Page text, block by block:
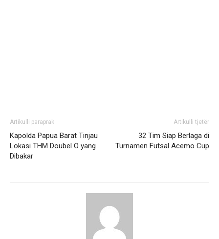
Artikulli paraprak
Kapolda Papua Barat Tinjau
Lokasi THM Doubel O yang
Dibakar
Artikulli tjetër
32 Tim Siap Berlaga di
Turnamen Futsal Acemo Cup